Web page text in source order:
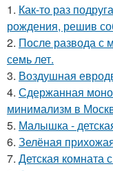
1. Как-то раз
рождения, решив
2. После развода с
семь лет.
3. Воздушная
4. Сдержанная
минимализм в
5. Малышка -
6. Зелёная
7. Детская комната